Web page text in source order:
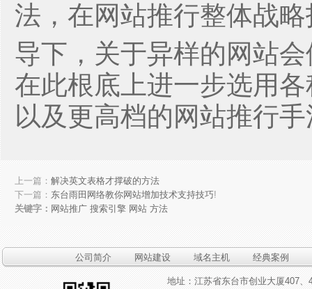
法，在网站推行整体战略
导下，关于异样的网站
在此根底上进一步选用
以及更高档的网站推行
上一篇： 解决英文表格才撑破的方法
下一篇： 东台雨田网络教你网站增加技术支持技巧!
关键字： 网站推广 搜索引擎 网站 方法
公司简介 网站建设 域名主机 经典案例
地址：江苏省东台市创业大厦407、